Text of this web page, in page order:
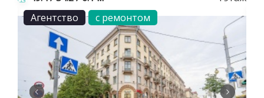
Агентство
с ремонтом